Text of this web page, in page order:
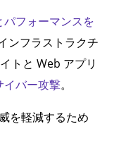
フォーマンスを
ンフラストラクチ
トと Web アプリ
イバー攻撃。
を軽減するため